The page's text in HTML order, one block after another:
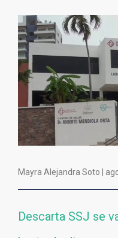
Mayra Alejandra Soto |
Descarta SSJ se